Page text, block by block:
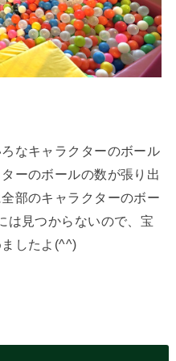
なキャラクターのボール
ーのボールの数が張り出
部のキャラクターのボー
は見つからないので、宝
したよ(^^)